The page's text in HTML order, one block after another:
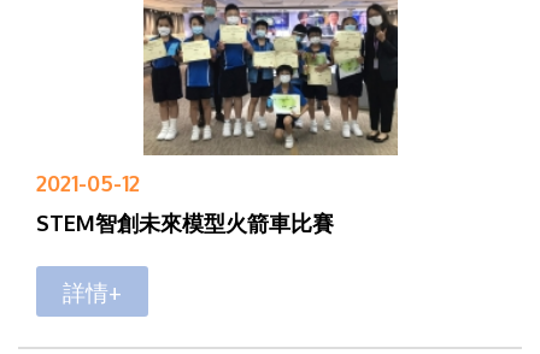
2021-05-12
STEM智創未來模型火箭車比賽
詳情+